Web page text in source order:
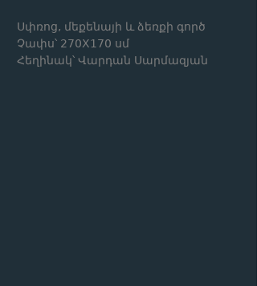
Սփռոց, մեքենայի և ձեռքի գործ
Չափս՝ 270X170 սմ
Հեղինակ՝ Վարդան Սարմազյան